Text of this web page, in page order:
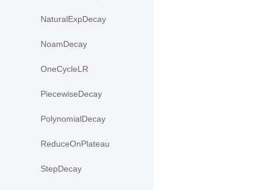
NaturalExpDecay
NoamDecay
OneCycleLR
PiecewiseDecay
PolynomialDecay
ReduceOnPlateau
StepDecay